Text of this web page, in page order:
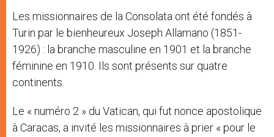
Les missionnaires de la Consolata ont été fondés à
Turin par le bienheureux Joseph Allamano (1851-
1926) : la branche masculine en 1901 et la branche
féminine en 1910. Ils sont présents sur quatre
continents.
Le « numéro 2 » du Vatican, qui fut nonce apostolique
à Caracas, a invité les missionnaires à prier « pour le